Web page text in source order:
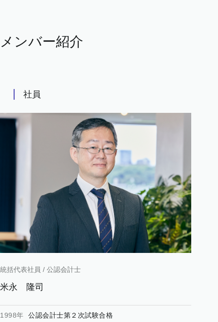
メンバー紹介
社員
統括代表社員 / 公認会計士
米永 隆司
1998年 公認会計士第２次試験合格